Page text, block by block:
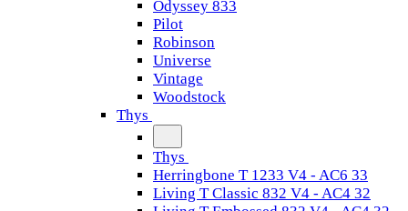
Odyssey 833
Pilot
Robinson
Universe
Vintage
Woodstock
Thys
Thys
Herringbone T 1233 V4 - AC6 33
Living T Classic 832 V4 - AC4 32